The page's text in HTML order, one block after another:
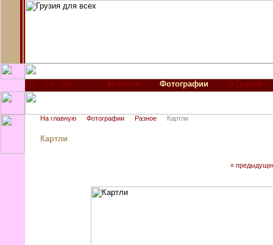
Новости Фотографии О Грузии
На главную Фотографии Разное Картли
Картли
«